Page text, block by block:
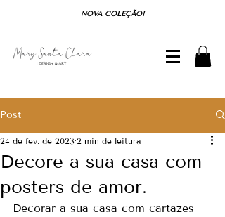
NOVA COLEÇÃO!
Post
Decore a sua casa com
posters de amor.
24 de fev. de 2023 2 min de leitura
Decorar a sua casa com cartazes